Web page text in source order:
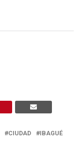
CIUDAD
IBAGUÉ